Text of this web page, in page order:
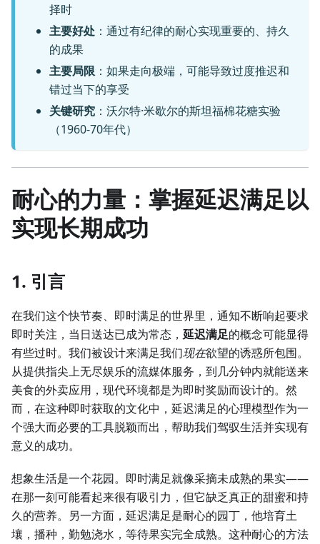
择时
主要好处 ：通过有纪律的耐心实现重要的、持久
的成果
主要局限 ：如果走向极端，可能导致过度推迟和
错过当下的享受
关键研究 ：沃尔特·米歇尔的斯坦福棉花糖实验
（1960-70年代）
耐心的力量：掌握延迟满足以
实现长期成功
1. 引言
在我们这个快节奏、即时满足的世界里，通知不断响起要求
即时关注，当日送达已成为常态， 延迟满足的概念可能显得
有些过时。我们被设计来满足我们现在欲望的诱惑所包围。
从提供指尖上无尽娱乐的流媒体服务，到几分钟内就能送来
美食的外卖应用，现代环境都是为即时奖励而设计的。然
而，在这种即时获取的文化中，延迟满足的心理模型作为一
个强大而必要的工具脱颖而出，帮助我们驾驭生活并实现有
意义的成功。
想象生活是一个花园。即时满足就像采摘未成熟的果实——
在那一刻可能看起来很有吸引力，但它缺乏真正的甜蜜和持
久的营养。另一方面，延迟满足是耐心的园丁，他培育土
壤，播种，勤勉浇水，等待果实完全成熟。这种耐心的方法